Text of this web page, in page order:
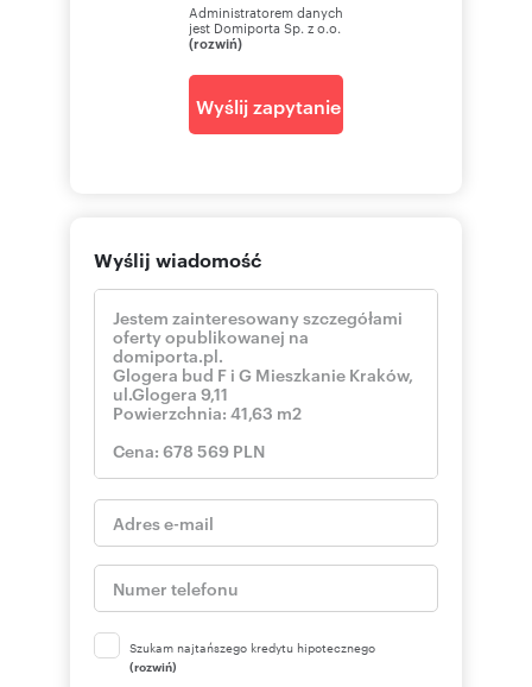
Administratorem danych
jest Domiporta Sp. z o.o.
(rozwiń)
Wyślij zapytanie
Wyślij wiadomość
Szukam najtańszego kredytu hipotecznego
(rozwiń)